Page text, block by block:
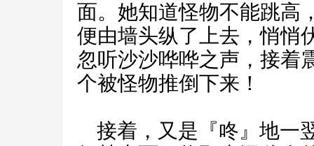
面。她知道怪物不能跳高
便由墙头纵了上去，悄悄
忽听沙沙哗哗之声，接着
个被怪物推倒下来！
接着，又是『咚』地一